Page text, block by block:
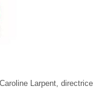
Larpent, directrice